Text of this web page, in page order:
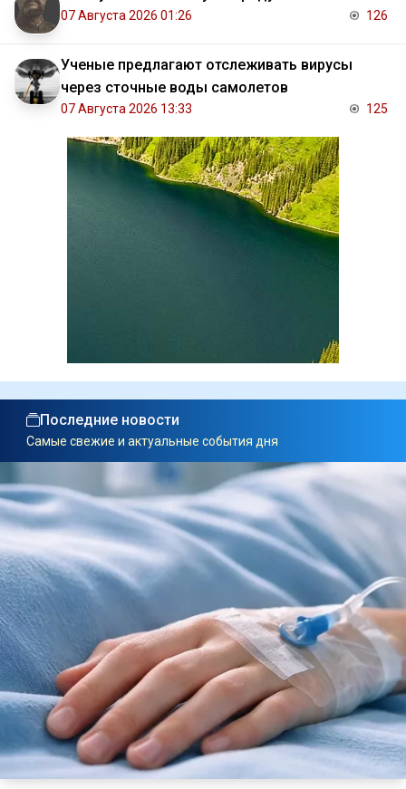
07 Августа 2026 01:26 126
Ученые предлагают отслеживать вирусы
через сточные воды самолетов
07 Августа 2026 13:33 125
Последние новости
Самые свежие и актуальные события дня